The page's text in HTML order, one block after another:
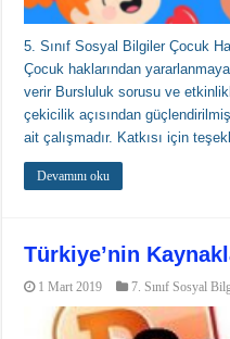
5. Sınıf Sosyal Bilgiler Çocuk
Çocuk haklarından
verir Bursluluk sorusu ve
çekicilik açısından
ait çalışmadır. Katkısı için
Devamını oku
Türkiye’nin
1 Mart 2019 7. Sınıf Sosyal